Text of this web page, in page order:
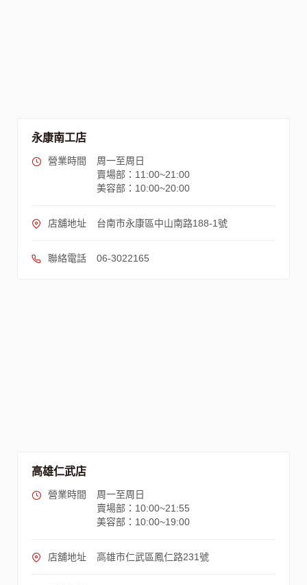
永康南工店
營業時間
周一至周日
賣場部：11:00~21:00
美容部：10:00~20:00
店舖地址 台南市永康區中山南路188-1號
聯絡電話 06-3022165
高雄仁武店
營業時間
周一至周日
賣場部：10:00~21:55
美容部：10:00~19:00
店舖地址 高雄市仁武區鳳仁路231號